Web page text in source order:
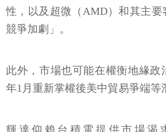
性，以及超微（AMD）和其主
競爭加劇」。
此外，市場也可能在權衡地緣政
年1月重新掌權後美中貿易爭端等
輝達仰賴台積電提供市場渴